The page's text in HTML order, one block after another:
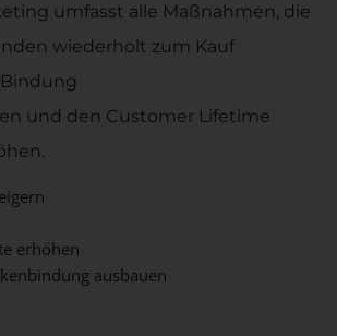
umfasst alle Maßnahmen, die
wiederholt zum Kauf
und den Customer Lifetime
erhöhen
ausbauen